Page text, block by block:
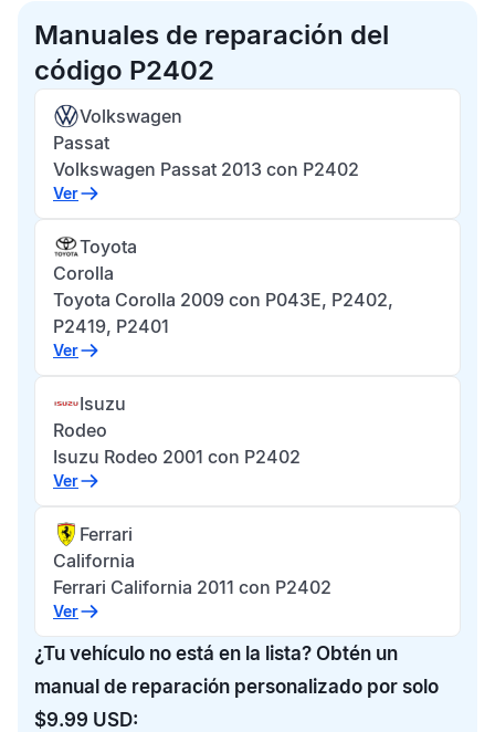
Manuales de reparación del
código P2402
Volkswagen
Passat
Volkswagen Passat 2013 con P2402
Ver
Toyota
Corolla
Toyota Corolla 2009 con P043E, P2402,
P2419, P2401
Ver
Isuzu
Rodeo
Isuzu Rodeo 2001 con P2402
Ver
Ferrari
California
Ferrari California 2011 con P2402
Ver
¿Tu vehículo no está en la lista? Obtén un
manual de reparación personalizado por solo
$9.99 USD: